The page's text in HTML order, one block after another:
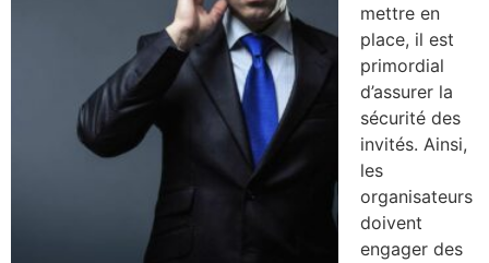
mettre en
place, il est
primordial
d’assurer la
sécurité des
invités. Ainsi,
les
organisateurs
doivent
engager des